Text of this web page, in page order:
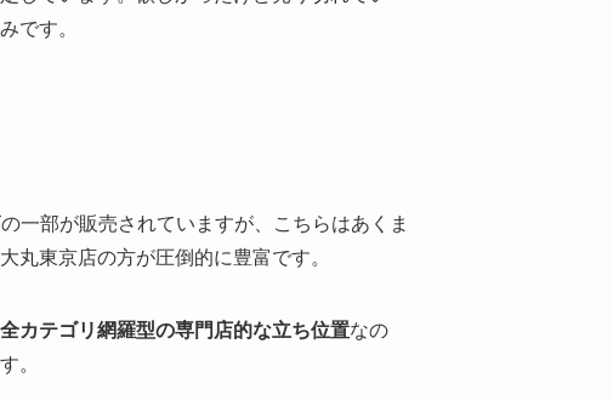
です。
一部が販売されていますが、こちらはあくま
丸東京店の方が圧倒的に豊富です。
全カテゴリ網羅型の専門店的な立ち位置なの
。